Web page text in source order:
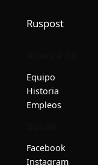
Ruspost
Equipo
Historia
Empleos
Facebook
Instagram